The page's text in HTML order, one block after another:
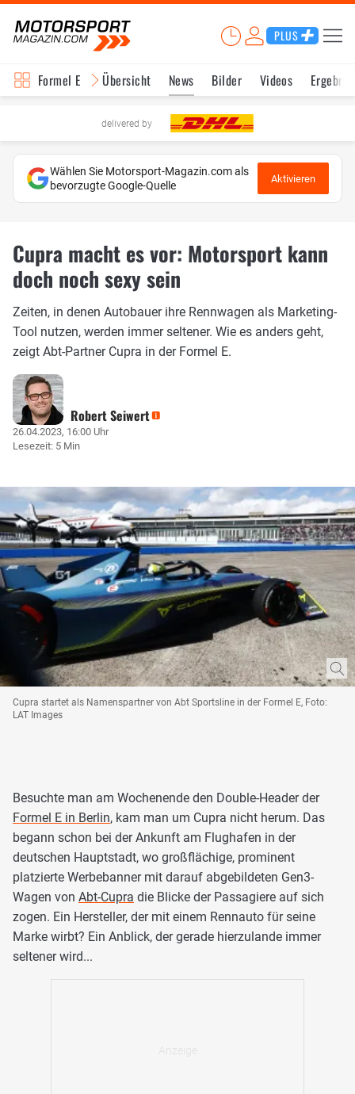
PLUS
Formel E Übersicht News Bilder Videos
delivered by
Wählen Sie Motorsport-Magazin.com als
bevorzugte Google-Quelle
Aktivieren
Cupra macht es vor: Motorsport kann
doch noch sexy sein
Zeiten, in denen Autobauer ihre Rennwagen als Marketing-
Tool nutzen, werden immer seltener. Wie es anders geht,
zeigt Abt-Partner Cupra in der Formel E.
Robert Seiwert
26.04.2023, 16:00 Uhr
Lesezeit: 5 Min
Cupra startet als Namenspartner von Abt Sportsline in der Formel E, Foto:
LAT Images
Besuchte man am Wochenende den Double-Header der
Formel E in Berlin, kam man um Cupra nicht herum. Das
begann schon bei der Ankunft am Flughafen in der
deutschen Hauptstadt, wo großflächige, prominent
platzierte Werbebanner mit darauf abgebildeten Gen3-
Wagen von Abt-Cupra die Blicke der Passagiere auf sich
zogen. Ein Hersteller, der mit einem Rennauto für seine
Marke wirbt? Ein Anblick, der gerade hierzulande immer
seltener wird...